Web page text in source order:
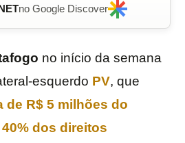
no Google Discover
no início da semana
esquerdo PV, que
de R$ 5 milhões do
dos direitos